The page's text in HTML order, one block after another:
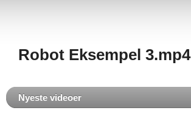
Robot Eksempel 3.mp4
Nyeste videoer